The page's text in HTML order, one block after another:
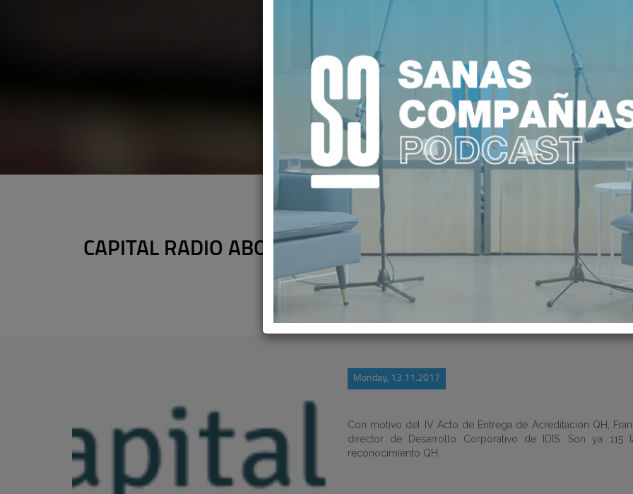
IDIS EN LOS MEDIOS
CAPITAL RADIO ABORDA LA CALIDAD ASISTENCIAL Y
DE ACREDITACIÓN QH
Monday, 13.11.2017
Con motivo del IV Acto de Entrega de Acreditación QH,
director de Desarrollo Corporativo de IDIS. Son ya 115
reconocimiento QH.